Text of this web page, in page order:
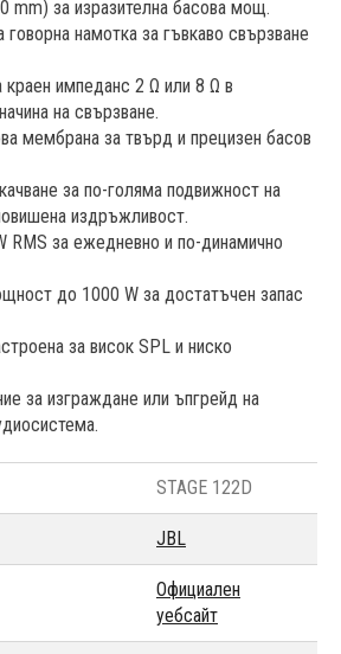
mm) за изразителна басова мощ.
намотка за гъвкаво свързване
импеданс 2 Ω или 8 Ω в
на свързване.
мембрана за твърд и прецизен басов
за по-голяма подвижност на
издръжливост.
за ежедневно и по-динамично
до 1000 W за достатъчен запас
за висок SPL и ниско
за изграждане или ъпгрейд на
STAGE 122D
JBL
Официален
уебсайт